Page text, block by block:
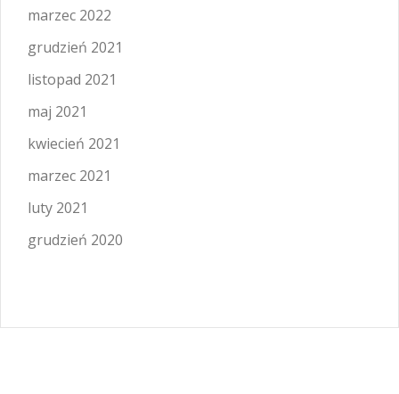
marzec 2022
grudzień 2021
listopad 2021
maj 2021
kwiecień 2021
marzec 2021
luty 2021
grudzień 2020